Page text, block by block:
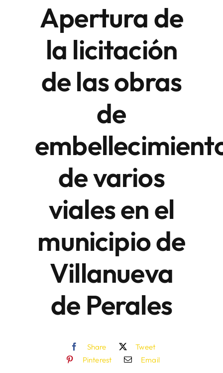
Sede Electrónica
Apertura de
la licitación
de las obras
de
de varios
viales en el
municipio de
Villanueva
de Perales
Share
Tweet
Pinterest
Email